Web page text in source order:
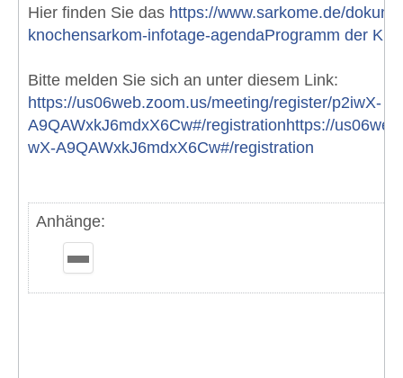
Hier finden Sie das https://www.sarkome.de/
knochensarkom-infotage-agendaProgramm der
Bitte melden Sie sich an unter diesem Link:
https://us06web.zoom.us/meeting/register/p2iwX-
A9QAWxkJ6mdxX6Cw#/registrationhttps://
wX-A9QAWxkJ6mdxX6Cw#/registration
Anhänge: